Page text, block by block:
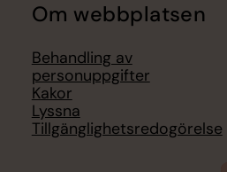
Om webbplatsen
Behandling av
personuppgifter
Kakor
Lyssna
Tillgänglighetsredogörelse